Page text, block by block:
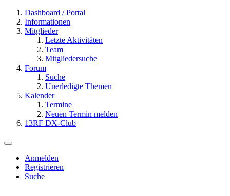
Dashboard / Portal
Informationen
Mitglieder
Letzte Aktivitäten
Team
Mitgliedersuche
Forum
Suche
Unerledigte Themen
Kalender
Termine
Neuen Termin melden
13RF DX-Club
Anmelden
Registrieren
Suche